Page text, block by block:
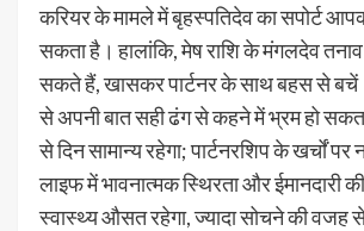
करियर के मामले में बृहस्पतिदेव का सपोर्ट
सकता है। हालांकि, मेष राशि के मंगलदेव
सकते हैं, खासकर पार्टनर के साथ बहस से
से अपनी बात सही ढंग से कहने में भ्रम हो
से दिन सामान्य रहेगा; पार्टनरशिप के खर्चों
लाइफ में भावनात्मक स्थिरता और ईमानदारी
स्वास्थ्य औसत रहेगा, ज्यादा सोचने की वजह